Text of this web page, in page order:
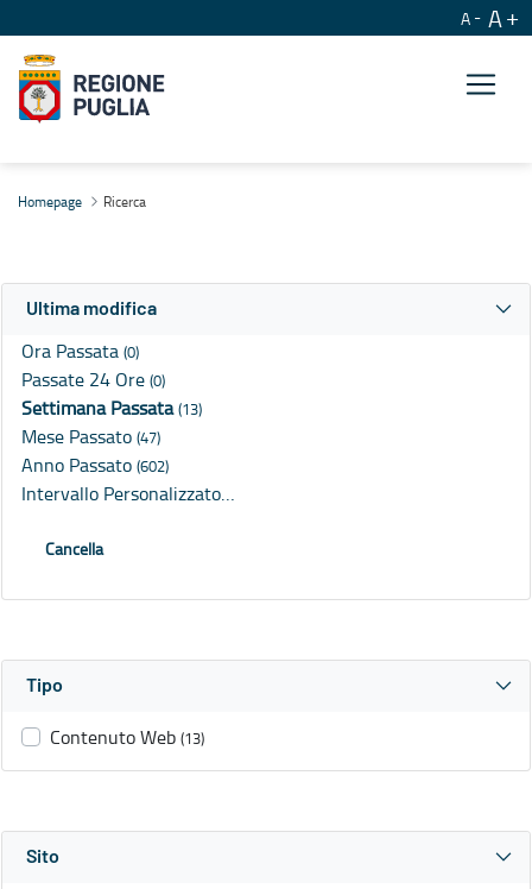
A A
Homepage Ricerca
Ultima modifica
Ora Passata (0)
Passate 24 Ore (0)
Settimana Passata(13)
Mese Passato (47)
Anno Passato (602)
Intervallo Personalizzato…
Cancella
Tipo
Contenuto Web (13)
Sito